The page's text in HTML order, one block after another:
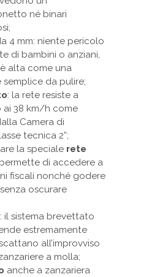
né binari
4 mm: niente pericolo
di bambini o anziani,
alta come una
da pulire;
: la rete resiste a
38 km/h come
Camera di
tecnica 2”;
la speciale rete
di accedere a
fiscali nonché godere
oscurare
: il sistema brevettato
estremamente
all’improvviso
a molla;
anche a zanzariera